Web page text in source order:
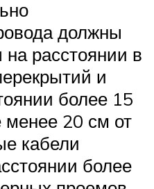
должны
расстоянии в
и
более 15
менее 20 см от
кабели
более